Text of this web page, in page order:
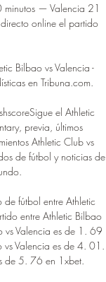
— Valencia 21
online el partido
Bilbao vs Valencia -
en Tribuna.com.
el Athletic
previa, últimos
Athletic Club vs
de fútbol y noticias de
fútbol entre Athletic
entre Athletic Bilbao
vs Valencia es de 1. 69
vs Valencia es de 4. 01.
de 5. 76 en 1xbet.